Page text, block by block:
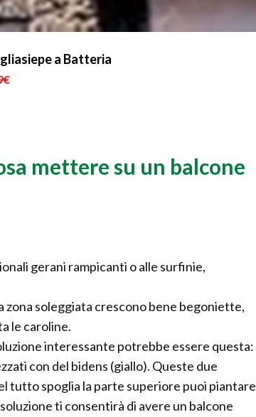
a Batteria
mettere su un balcone
gerani rampicanti o alle surfinie,
zona soleggiata crescono bene begoniette,
le caroline.
interessante potrebbe essere questa:
con del bidens (giallo). Queste due
tutto spoglia la parte superiore puoi piantare
ti consentirà di avere un balcone